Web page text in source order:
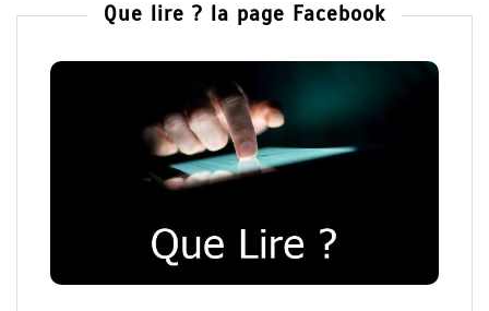
Que lire ? la page Facebook